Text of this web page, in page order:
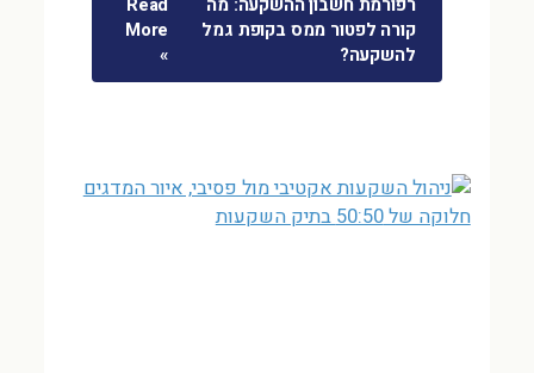
רפורמת חשבון ההשקעה: מה
קורה לפטור ממס בקופת גמל
להשקעה?
Read
More
»